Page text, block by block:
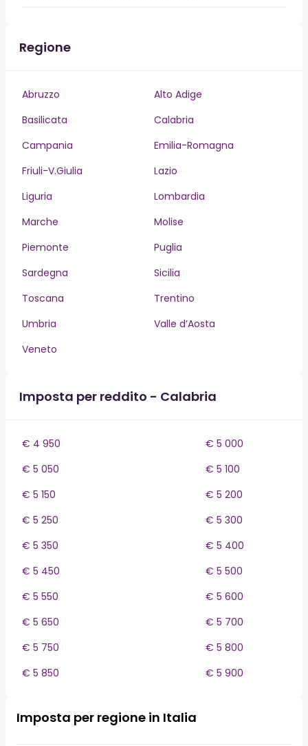
Regione
Abruzzo
Alto Adige
Basilicata
Calabria
Campania
Emilia-Romagna
Friuli-V.Giulia
Lazio
Liguria
Lombardia
Marche
Molise
Piemonte
Puglia
Sardegna
Sicilia
Toscana
Trentino
Umbria
Valle d’Aosta
Veneto
Imposta per reddito - Calabria
€ 4 950
€ 5 000
€ 5 050
€ 5 100
€ 5 150
€ 5 200
€ 5 250
€ 5 300
€ 5 350
€ 5 400
€ 5 450
€ 5 500
€ 5 550
€ 5 600
€ 5 650
€ 5 700
€ 5 750
€ 5 800
€ 5 850
€ 5 900
Imposta per regione in Italia